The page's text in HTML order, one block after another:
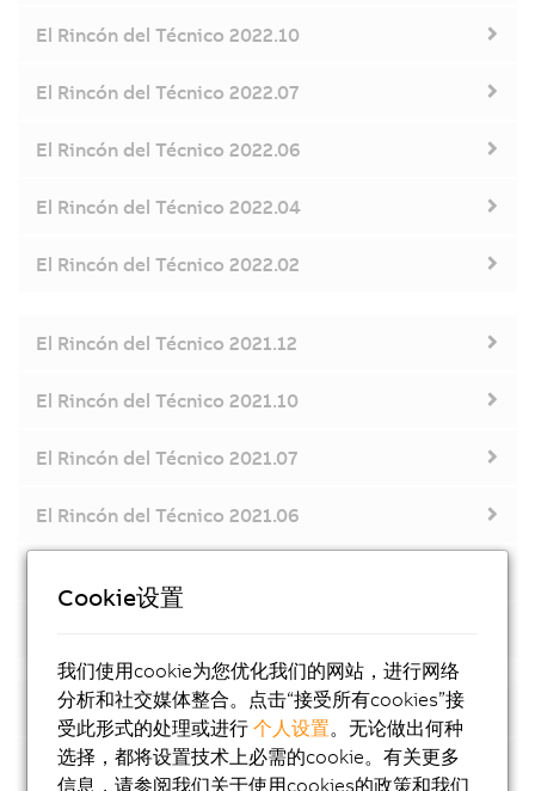
El Rincón del Técnico 2022.10
El Rincón del Técnico 2022.07
El Rincón del Técnico 2022.06
El Rincón del Técnico 2022.04
El Rincón del Técnico 2022.02
El Rincón del Técnico 2021.12
El Rincón del Técnico 2021.10
El Rincón del Técnico 2021.07
El Rincón del Técnico 2021.06
El Rincón del Técnico 2020.12
El Rincón del Técnico 2020.10
Cookie设置
我们使用cookie为您优化我们的网站，进行网络
分析和社交媒体整合。点击“接受所有cookies”接
受此形式的处理或进行个人设置。无论做出何种
选择，都将设置技术上必需的cookie。有关更多
信息，请参阅我们关于使用cookies的政策和我们